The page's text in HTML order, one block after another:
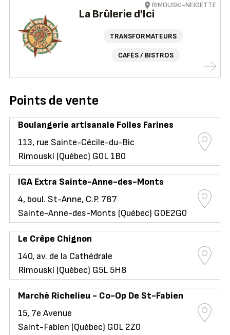
La Brûlerie d'Ici
TRANSFORMATEURS
CAFÉS / BISTROS
RIMOUSKI-NEIGETTE
Points de vente
Boulangerie artisanale Folles Farines
113, rue Sainte-Cécile-du-Bic
Rimouski (Québec) G0L 1B0
IGA Extra Sainte-Anne-des-Monts
4, boul. St-Anne, C.P. 787
Sainte-Anne-des-Monts (Québec) G0E2G0
Le Crêpe Chignon
140, av. de la Cathédrale
Rimouski (Québec) G5L 5H8
Marché Richelieu - Co-Op De St-Fabien
15, 7e Avenue
Saint-Fabien (Québec) G0L 2Z0